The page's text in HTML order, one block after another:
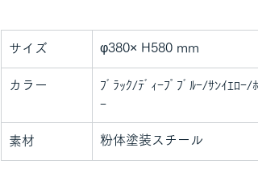
サイズ φ380× H580 mm
カラー
ﾌﾞﾗｯｸ/ﾃﾞｨｰﾌﾟﾌﾞﾙｰ/ｻﾝｲｴﾛｰ
素材 粉体塗装スチール